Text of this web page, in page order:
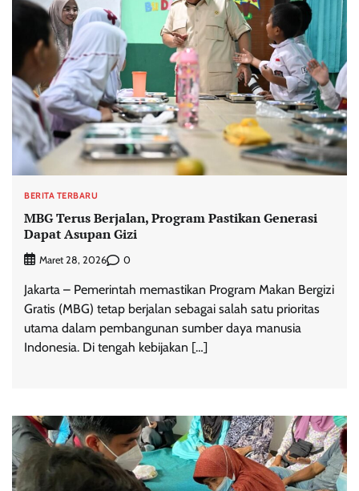
BERITA TERBARU
MBG Terus Berjalan, Program Pastikan Generasi
Dapat Asupan Gizi
Maret 28, 2026 0
Jakarta – Pemerintah memastikan Program Makan Bergizi
Gratis (MBG) tetap berjalan sebagai salah satu prioritas
utama dalam pembangunan sumber daya manusia
Indonesia. Di tengah kebijakan […]